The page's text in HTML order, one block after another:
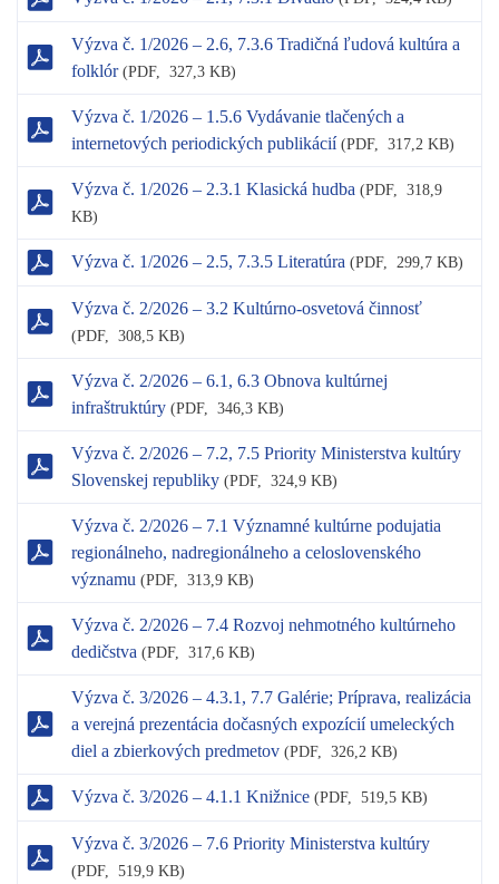
Výzva č. 1/2026 – 2.6, 7.3.6 Tradičná ľudová kultúra a
folklór (PDF, 327,3 KB)
Výzva č. 1/2026 – 1.5.6 Vydávanie tlačených a
internetových periodických publikácií (PDF, 317,2 KB)
Výzva č. 1/2026 – 2.3.1 Klasická hudba (PDF,
318,9
KB)
Výzva č. 1/2026 – 2.5, 7.3.5 Literatúra (PDF, 299,7 KB)
Výzva č. 2/2026 – 3.2 Kultúrno-osvetová činnosť
(PDF, 308,5 KB)
Výzva č. 2/2026 – 6.1, 6.3 Obnova kultúrnej
infraštruktúry (PDF, 346,3 KB)
Výzva č. 2/2026 – 7.2, 7.5 Priority Ministerstva kultúry
Slovenskej republiky (PDF, 324,9 KB)
Výzva č. 2/2026 – 7.1 Významné kultúrne podujatia
regionálneho, nadregionálneho a celoslovenského
významu (PDF, 313,9 KB)
Výzva č. 2/2026 – 7.4 Rozvoj nehmotného kultúrneho
dedičstva (PDF, 317,6 KB)
Výzva č. 3/2026 – 4.3.1, 7.7 Galérie; Príprava, realizácia
a verejná prezentácia dočasných expozícií umeleckých
diel a zbierkových predmetov (PDF, 326,2 KB)
Výzva č. 3/2026 – 4.1.1 Knižnice (PDF, 519,5 KB)
Výzva č. 3/2026 – 7.6 Priority Ministerstva kultúry
(PDF, 519,9 KB)